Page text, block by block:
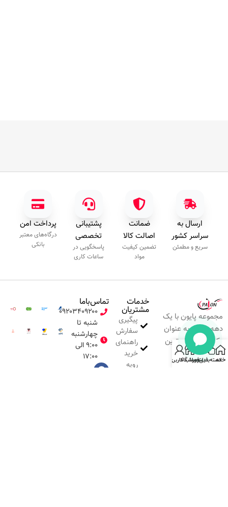
ارسال به
سراسر کشور
سریع و مطمئن
ضمانت
اصالت کالا
تضمین کیفیت
مواد
پشتیبانی
تخصصی
پاسخگویی در
ساعات کاری
پرداخت امن
درگاه‌های معتبر
بانکی
مجموعه پایون با یک
دهه تجربه به عنوان
یکی از حرفه‌ای‌ترین
برندها در ارائه
ملزومات ناخن
خدمات
مشتریان
پیگیری
سفارش
راهنمای
خرید
رویه
تماس‌با‌ما
۰۹۲۰۳۴۰۹۲۰۰
شنبه تا
چهارشنبه
۹:۰۰ الی
۱۷:۰۰
خانهدسته‌بندیفیلترهافروشگاه
حساب کاربری من